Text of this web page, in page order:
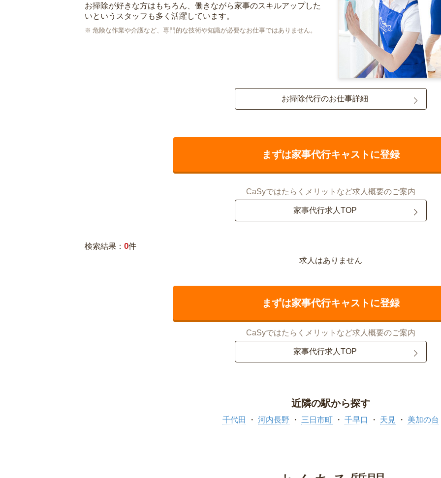
お掃除が好きな方はもちろん、働きながら家事のスキルアップした
いというスタッフも多く活躍しています。
危険な作業や介護など、専門的な技術や知識が必要なお仕事ではありません。
お掃除代行のお仕事詳細
まずは家事代行キャストに登録
CaSyではたらくメリットなど求人概要のご案内
家事代行求人TOP
検索結果： 0件
求人はありません
まずは家事代行キャストに登録
CaSyではたらくメリットなど求人概要のご案内
家事代行求人TOP
近隣の駅から探す
千代田 河内長野 三日市町 千早口 天見 美加の台